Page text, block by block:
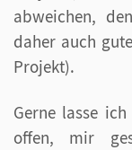
abweichen,
daher auch
Projekt).
Gerne lasse
offen, mir